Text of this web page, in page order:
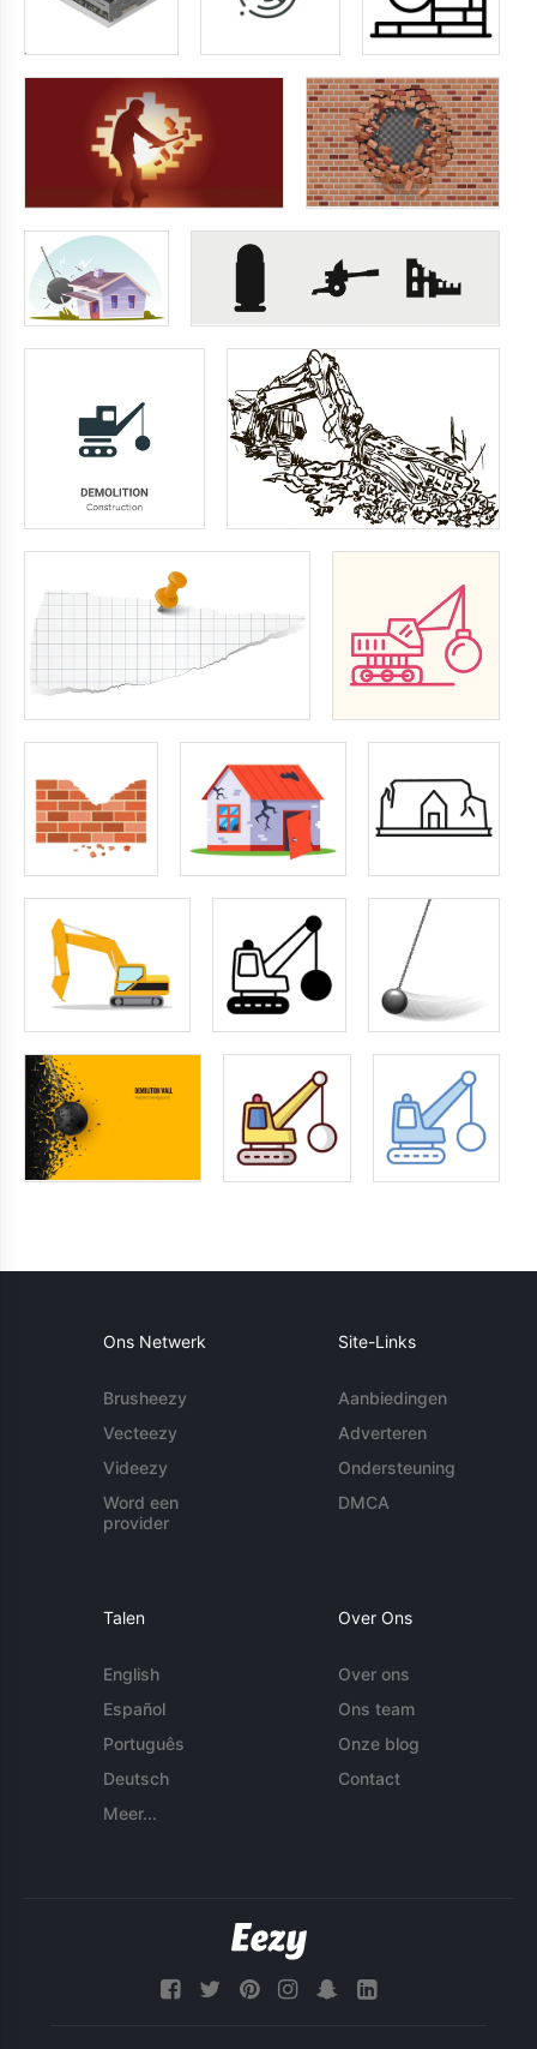
Ons Netwerk
Brusheezy
Vecteezy
Videezy
Word een
provider
Site-Links
Aanbiedingen
Adverteren
Ondersteuning
DMCA
Talen
English
Español
Português
Deutsch
Meer...
Over Ons
Over ons
Ons team
Onze blog
Contact